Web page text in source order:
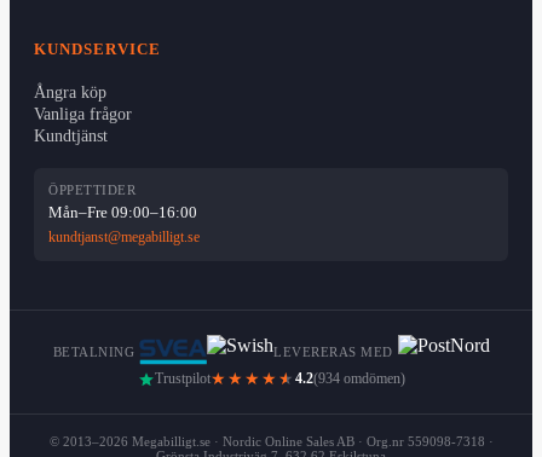
KUNDSERVICE
Ångra köp
Vanliga frågor
Kundtjänst
ÖPPETTIDER
Mån–Fre 09:00–16:00
kundtjanst@megabilligt.se
BETALNING LEVERERAS MED
Trustpilot★★★★ ★ 4.2(934 omdömen)
© 2013–2026 Megabilligt.se · Nordic Online Sales AB · Org.nr 559098-7318 ·